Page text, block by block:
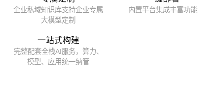
企业私域知识库支持企业专属
大模型定制
内置平台集成丰富功能
一站式构建
完整配套全栈AI服务，算力、
模型、应用统一纳管